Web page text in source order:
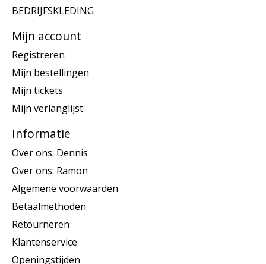
BEDRIJFSKLEDING
Mijn account
Registreren
Mijn bestellingen
Mijn tickets
Mijn verlanglijst
Informatie
Over ons: Dennis
Over ons: Ramon
Algemene voorwaarden
Betaalmethoden
Retourneren
Klantenservice
Openingstijden